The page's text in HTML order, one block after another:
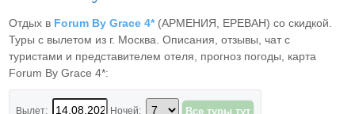
Отдых в Forum By Grace 4*(АРМЕНИЯ, ЕРЕВАН) со скидкой.
Туры с вылетом из г. Москва. Описания, отзывы, чат с
туристами и представителем отеля, прогноз погоды, карта
Forum By Grace 4*:
Вылет: Ночей: